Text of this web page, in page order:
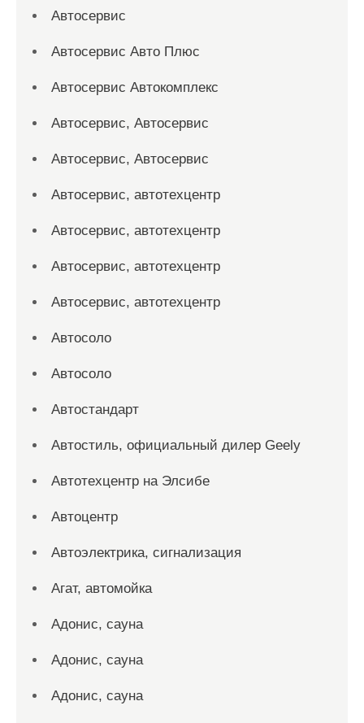
Автосервис
Автосервис Авто Плюс
Автосервис Автокомплекс
Автосервис, Автосервис
Автосервис, Автосервис
Автосервис, автотехцентр
Автосервис, автотехцентр
Автосервис, автотехцентр
Автосервис, автотехцентр
Автосоло
Автосоло
Автостандарт
Автостиль, официальный дилер Geely
Автотехцентр на Элсибе
Автоцентр
Автоэлектрика, сигнализация
Агат, автомойка
Адонис, сауна
Адонис, сауна
Адонис, сауна